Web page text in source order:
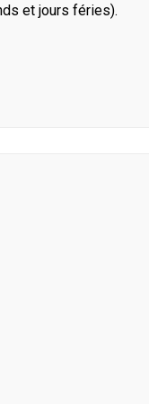
et jours féries).